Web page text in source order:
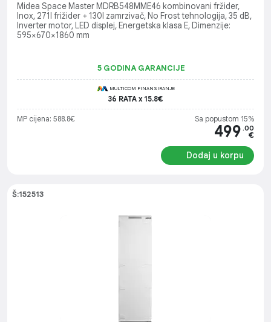
Midea Space Master MDRB548MME46 kombinovani fržider,
Inox, 271l frižider + 130l zamrzivač, No Frost tehnologija, 35 dB,
Inverter motor, LED displej, Energetska klasa E, Dimenzije:
595×670×1860 mm
5 GODINA GARANCIJE
MULTICOM FINANSIRANJE
36 RATA x 15.8€
MP cijena: 588.8€ Sa popustom 15%
499 .00
€
Dodaj u korpu
Š:152513